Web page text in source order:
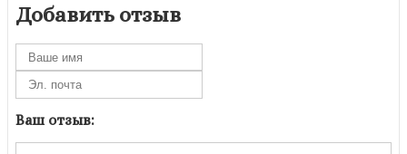
Добавить отзыв
Ваш отзыв: